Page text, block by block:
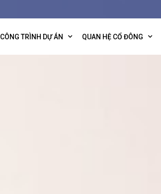
CÔNG TRÌNH DỰ ÁN QUAN HỆ CỔ ĐÔNG